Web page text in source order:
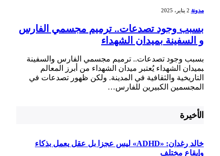
مدونة 2 يناير، 2025
بسبب وجود تصدعات.. ترميم مجسمي الفارس
و السفينة بميدان الشهداء
بسبب ‌وجود تصدعات.. ترميم⁣ مجسمي الفارس والسفينة
‍بميدان الشهداء يُعتبر ميدان ⁤الشهداء من‌ أبرز المعالم⁢
التاريخية‌ والثقافية في المدينة. ولكن ظهور ​تصدعات في
المجسمين الكبيرين للفارس…
الأخيرة
خالد رغدان: «ADHD» ليس عجزا بل عقل يعمل بذكاء
وإيقاع مختلف